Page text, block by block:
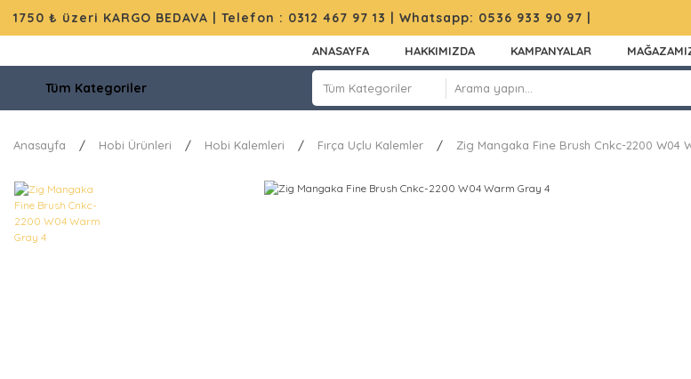
1750 ₺ üzeri KARGO BEDAVA | Telefon : 0312 467 97 13 | Whatsapp: 0536 933 90 97 |
ANASAYFA HAKKIMIZDA KAMPANYALAR
Tüm Kategoriler
Anasayfa Hobi Ürünleri Hobi Kalemleri Fırça Uçlu Kalemler Zig Mangaka Fine Brush Cnkc-2200 W04